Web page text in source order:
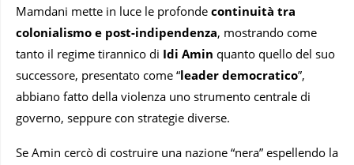
Mamdani mette in luce le profonde continuità tra
colonialismo e post-indipendenza, mostrando come
tanto il regime tirannico di Idi Amin quanto quello del suo
successore, presentato come “leader democratico”,
abbiano fatto della violenza uno strumento centrale di
governo, seppure con strategie diverse.
Se Amin cercò di costruire una nazione “nera” espellendo la